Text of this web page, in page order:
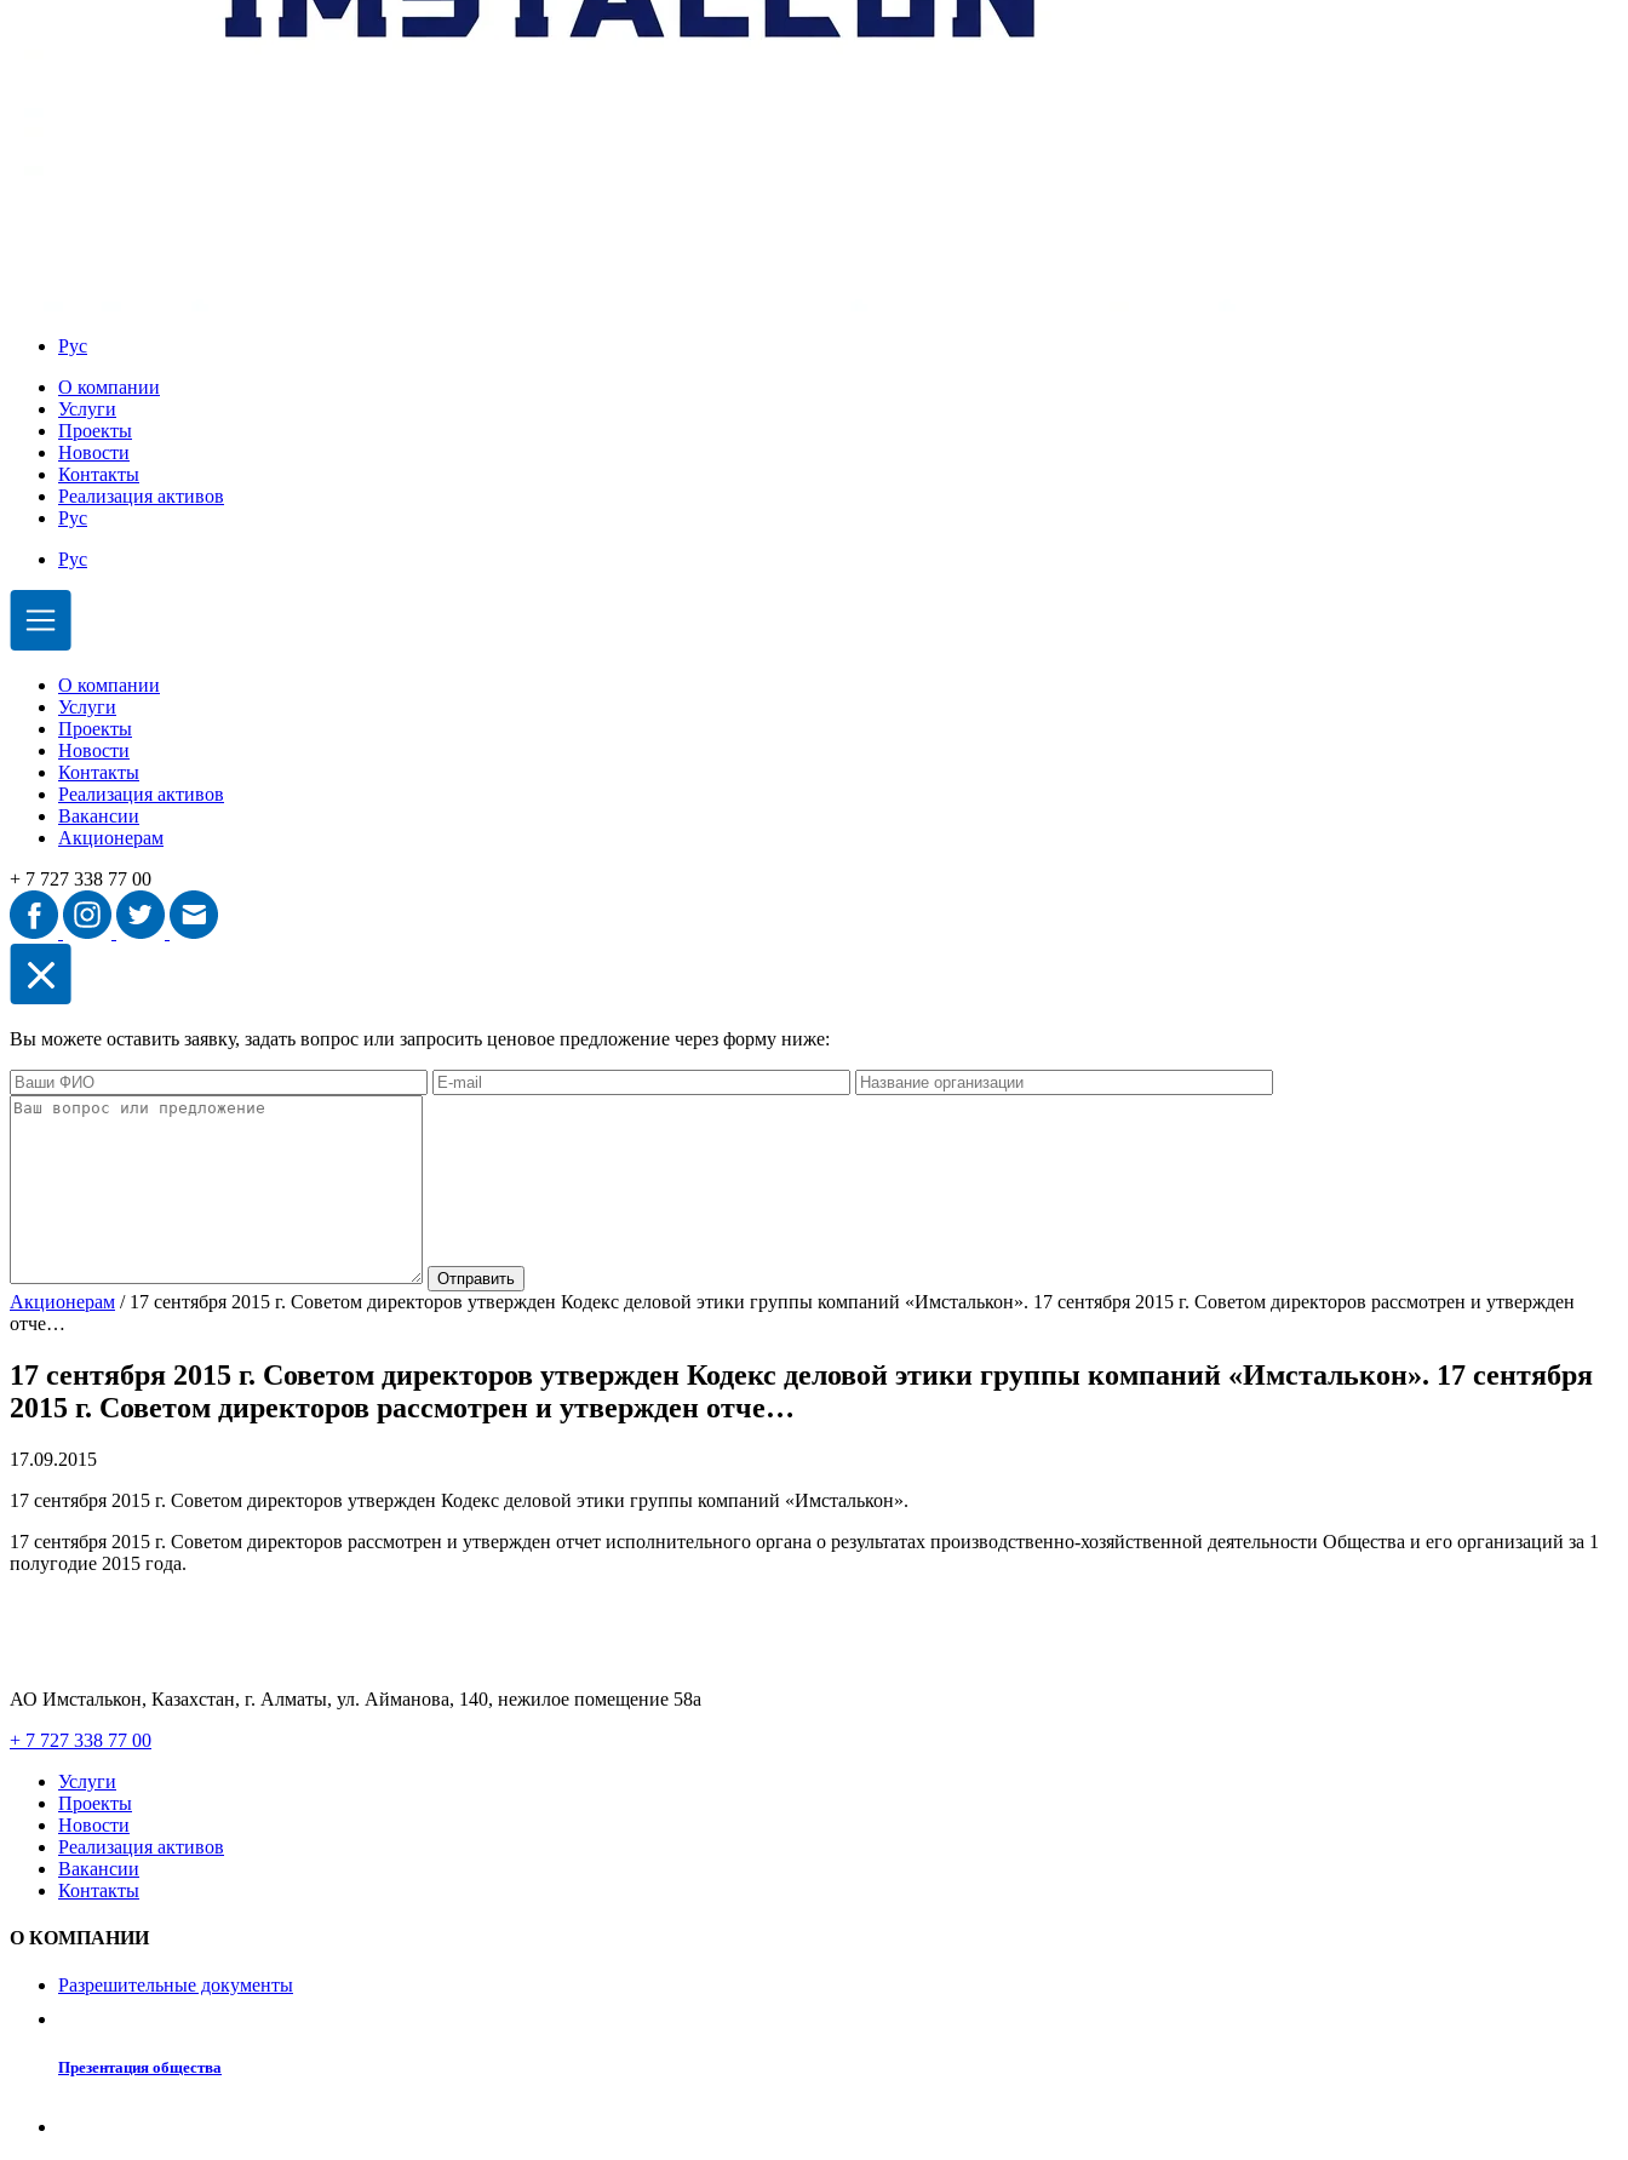
Рус
О компании
Услуги
Проекты
Новости
Контакты
Реализация активов
Рус
Рус
О компании
Услуги
Проекты
Новости
Контакты
Реализация активов
Вакансии
Акционерам
+ 7 727 338 77 00
Вы можете оставить заявку, задать вопрос или запросить ценовое предложение через форму ниже:
Акционерам / 17 сентября 2015 г. Советом директоров утвержден Кодекс деловой этики группы компаний «Имсталькон». 17 сентября 2015 г. Советом директоров рассмотрен и утвержден
отче…
17 сентября 2015 г. Советом директоров утвержден Кодекс деловой этики группы компаний «Имсталькон». 17 сентября
2015 г. Советом директоров рассмотрен и утвержден отче…
17.09.2015
17 сентября 2015 г. Советом директоров утвержден Кодекс деловой этики группы компаний «Имсталькон».
17 сентября 2015 г. Советом директоров рассмотрен и утвержден отчет исполнительного органа о результатах производственно-хозяйственной деятельности Общества и его организаций за 1
полугодие 2015 года.
АО Имсталькон, Казахстан, г. Алматы, ул. Айманова, 140, нежилое помещение 58а
+ 7 727 338 77 00
Услуги
Проекты
Новости
Реализация активов
Вакансии
Контакты
О КОМПАНИИ
Разрешительные документы
Презентация общества